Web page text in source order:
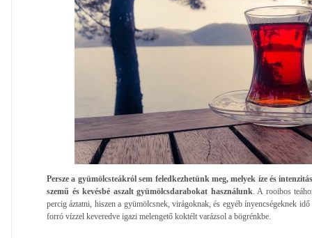
Persze a gyümölcsteákról sem feledkezhetünk meg, melyek íze és
szemű és kevésbé aszalt gyümölcsdarabokat használunk . A rooibos
percig áztatni, hiszen a gyümölcsnek, virágoknak, és egyéb ínyencségeknek
forró vízzel keveredve igazi melengető koktélt varázsol a bögrénkbe.